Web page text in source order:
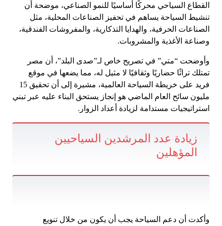
القطاع السياحي محركًا أساسيًا للنمو الصناعي، موضحة أن
تنشيط السياحة يساهم في تحفيز الصناعات المحلية، مثل
الصناعات الحرفية، والهدايا التذكارية، والمفروشات الفندقية،
وصناعة الأغذية والمشروبات.
وأوضحت “متي” في تصريح خاص لـ”صدى البلد”، أن مصر
تمتلك تراثًا حضاريًا وثقافيًا لا مثيل له، مما يضعها في موقع
فريد على خريطة السياحة العالمية، مشيرة إلى أن تحقيق 15
مليون سائح العام الماضي هو إنجاز يستحق البناء عليه عبر تبني
استراتيجيات مستدامة لزيادة أعداد الزوار.
زيادة عدد المرشدين السياحيين
المؤهلين
وأكدت أن دعم السياحة يجب أن يكون من خلال تنويع